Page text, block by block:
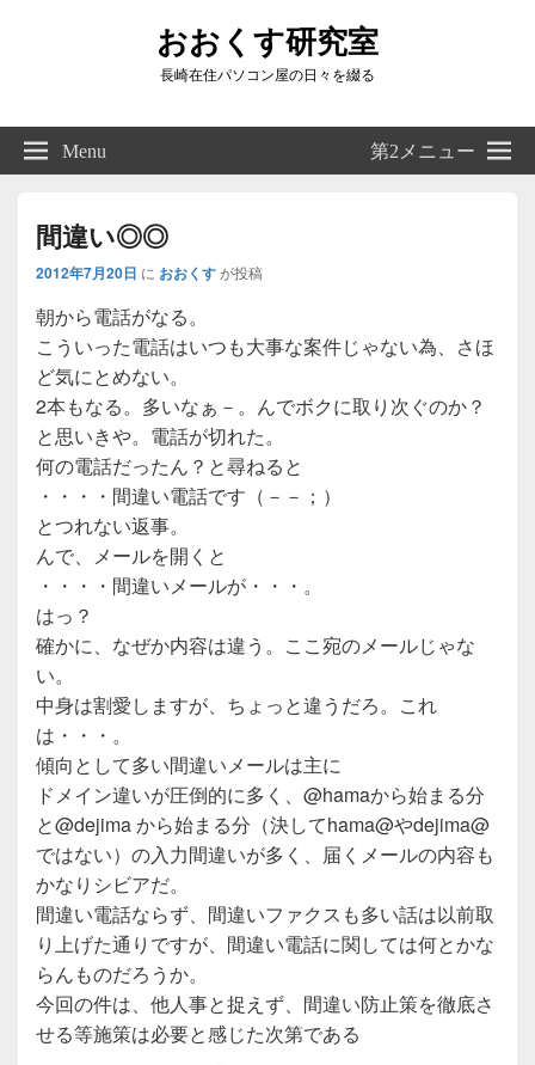
おおくす研究室
長崎在住パソコン屋の日々を綴る
Right
Sidebar
Widget
Menu 第2メニュー
間違い◎◎
2012年7月20日 に おおくすが投稿
朝から電話がなる。
こういった電話はいつも大事な案件じゃない為、さほ
ど気にとめない。
2本もなる。多いなぁ－。んでボクに取り次ぐのか？
と思いきや。電話が切れた。
何の電話だったん？と尋ねると
・・・・間違い電話です（－－；）
とつれない返事。
んで、メールを開くと
・・・・間違いメールが・・・。
はっ？
確かに、なぜか内容は違う。ここ宛のメールじゃな
い。
中身は割愛しますが、ちょっと違うだろ。これ
は・・・。
傾向として多い間違いメールは主に
ドメイン違いが圧倒的に多く、@hamaから始まる分
と@dejima から始まる分（決してhama@やdejima@
ではない）の入力間違いが多く、届くメールの内容も
かなりシビアだ。
間違い電話ならず、間違いファクスも多い話は以前取
り上げた通りですが、間違い電話に関しては何とかな
らんものだろうか。
今回の件は、他人事と捉えず、間違い防止策を徹底さ
せる等施策は必要と感じた次第である